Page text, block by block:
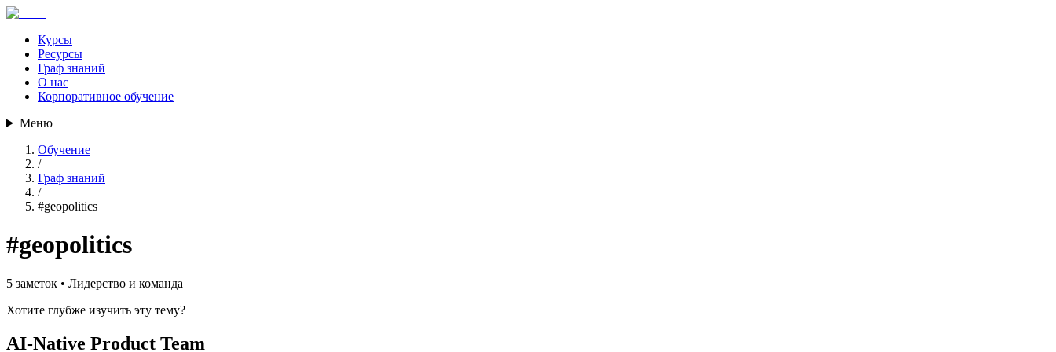
Курсы
Ресурсы
Граф знаний
О нас
Корпоративное обучение
Меню
Обучение
/
Граф знаний
/
#geopolitics
#geopolitics
5 заметок • Лидерство и команда
Хотите глубже изучить эту тему?
AI-Native Product Team